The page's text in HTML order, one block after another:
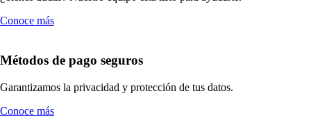
Conoce más
Métodos de pago seguros
Garantizamos la privacidad y protección de tus datos.
Conoce más